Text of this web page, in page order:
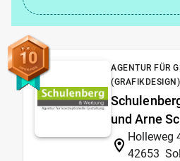
10
AGENTUR FÜR
(GRAFIKDESIGN)
und Arne
Holleweg
42653